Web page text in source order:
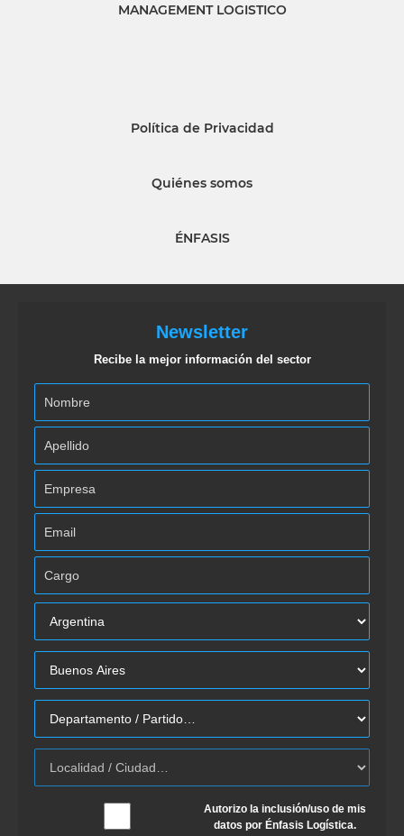
MANAGEMENT LOGISTICO
Política de Privacidad
Quiénes somos
ÉNFASIS
Newsletter
Recibe la mejor información del sector
Autorizo la inclusión/uso de mis
datos por Énfasis Logística.